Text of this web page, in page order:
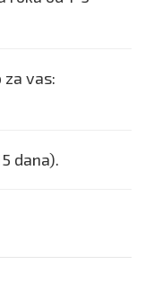
vas:
dana).